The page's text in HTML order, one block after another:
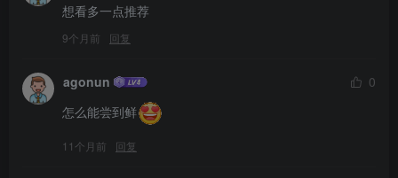
想看多一点推荐
9个月前 回复
agonun
0
怎么能尝到鲜
11个月前 回复